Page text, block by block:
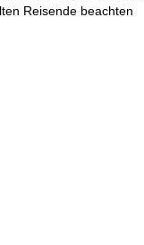
Reisende beachten